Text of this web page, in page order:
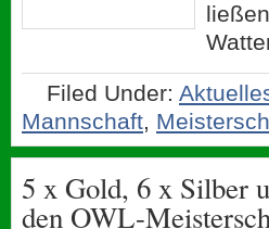
Filed Under:
Mannschaft,
5 x Gold, 6 x Silber
den OWL-